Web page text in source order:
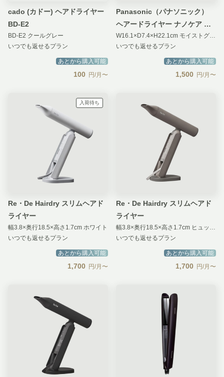
cado (カドー) ヘアドライヤー
BD-E2
BD-E2 クールグレー
いつでも返せるプラン
あとから購入可能
100 円/月〜
Panasonic（パナソニック）
ヘアードライヤー ナノケア ナ
ノイー搭載
W16.1×D7.4×H22.1cm モイストグレー
いつでも返せるプラン
あとから購入可能
1,500 円/月〜
入荷待ち
Re・De Hairdry スリムヘアド
ライヤー
幅3.8×奥行18.5×高さ1.7cm ホワイト
いつでも返せるプラン
あとから購入可能
1,700 円/月〜
Re・De Hairdry スリムヘアド
ライヤー
幅3.8×奥行18.5×高さ1.7cm ヒュッゲグレー
いつでも返せるプラン
あとから購入可能
1,700 円/月〜